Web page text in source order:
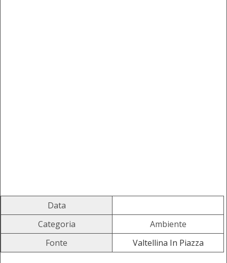
Data
Categoria
Ambiente
Fonte
Valtellina In Piazza